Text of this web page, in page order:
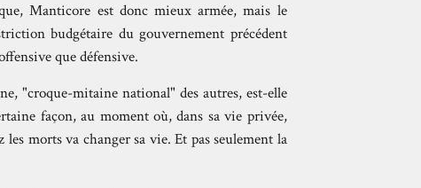
Manticore est donc mieux armée, mais le
budgétaire du gouvernement précédent
que défensive.
"croque-mitaine national" des autres, est-elle
façon, au moment où, dans sa vie privée,
morts va changer sa vie. Et pas seulement la